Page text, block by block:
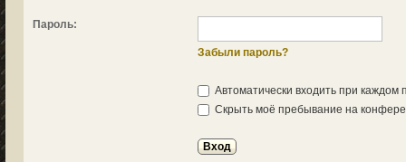
Пароль:
Забыли пароль?
Автоматически входить при каждом
Скрыть моё пребывание на